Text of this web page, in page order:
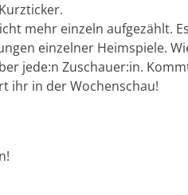
mehr einzeln aufgezählt.
einzelner Heimspiele.
jede:n Zuschauer:in.
ihr in der Wochenschau!